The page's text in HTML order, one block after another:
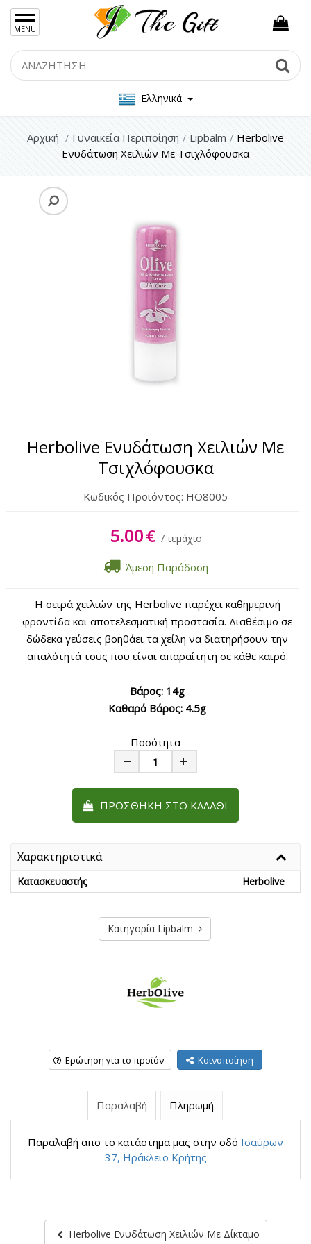
MENU
Ελληνικά
Αρχική Γυναικεία Περιποίηση Lipbalm
Herbolive
Ενυδάτωση Χειλιών Με Τσιχλόφουσκα
×
Γυναικείες Τσάντες
Ανδρικές Τσάντες
Γυναικεία Κοσμήματα Ασήμι 925
Γυναικεία Κοσμήματα Ατσάλι
Σετ Δώρου
Herbolive Ενυδάτωση Χειλιών Με
Τσιχλόφουσκα
Κωδικός Προϊόντος: HO8005
5.00€ / τεμάχιο
Άμεση Παράδοση
Η σειρά χειλιών της Herbolive παρέχει καθημερινή
φροντίδα και αποτελεσματική προστασία. Διαθέσιμο σε
δώδεκα γεύσεις βοηθάει τα χείλη να διατηρήσουν την
απαλότητά τους που είναι απαραίτητη σε κάθε καιρό.
Βάρος: 14g
Καθαρό Βάρος: 4.5g
Ποσότητα
Plus
ΠΡΟΣΘΉΚΗ ΣΤΟ ΚΑΛΆΘΙ
Χαρακτηριστικά
Κατασκευαστής Herbolive
Κατηγορία Lipbalm
Ερώτηση για το προϊόν Κοινοποίηση
Παραλαβή Πληρωμή
Παραλαβή απο το κατάστημα μας στην οδό Ισαύρων
37, Ηράκλειο Κρήτης
Herbolive Ενυδάτωση Χειλιών Με Δίκταμο